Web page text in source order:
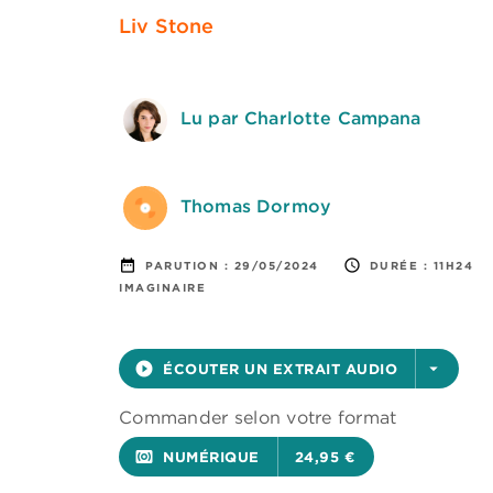
Liv Stone
Lu par Charlotte Campana
Thomas Dormoy
date_range PARUTION : 29/05/2024 access_time DURÉE : 11H24
IMAGINAIRE
play_circle_filled ÉCOUTER UN EXTRAIT AUDIO arrow_drop_down
Commander selon votre format
surround_sound NUMÉRIQUE 24,95 €